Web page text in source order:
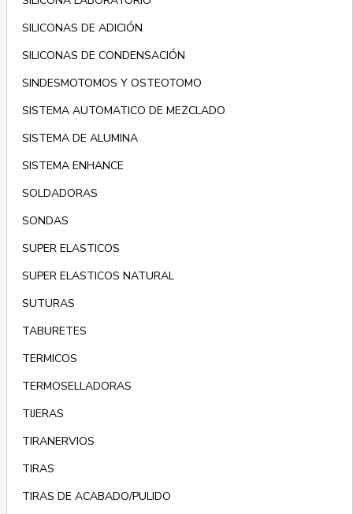
SILICONAS DE ADICIÓN
SILICONAS DE CONDENSACIÓN
SINDESMOTOMOS Y OSTEOTOMO
SISTEMA AUTOMATICO DE MEZCLADO
SISTEMA DE ALUMINA
SISTEMA ENHANCE
SOLDADORAS
SONDAS
SUPER ELASTICOS
SUPER ELASTICOS NATURAL
SUTURAS
TABURETES
TERMICOS
TERMOSELLADORAS
TIJERAS
TIRANERVIOS
TIRAS
TIRAS DE ACABADO/PULIDO